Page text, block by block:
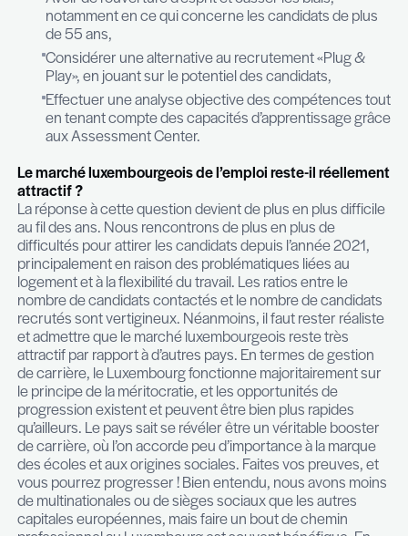
candidat pertinent dont le budget serait trop
contexte, les candidats se retrouvent en
d’autres candidats européens, qui viennent
cartes du marché luxembourgeois.
Comment évolue le télétravail ?
assez controversé. S’opposent aujourd’hui les
hybride et sur site, avec une tendance latente et
au “back to the office”. Certains employeurs
formule 100% en présentiel, sans aucune marge
négociation, tandis que d’autres proposent 2
télétravail, notamment pour les résidents, et
appliquent les quotas fiscaux pour éviter la
dépassements des seuils de sécurité sociale et
Cette particularité du marché luxembourgeois,
politique de télétravail est encore hétéroclite,
pays à un déficit d’attractivité pour certains
l’IT) aux yeux des candidats étrangers, quelle
séniorité. L’adage est plutôt “take it or leave it”.
promeut l’importance des relations en
que le candidat a appris à travailler autrement, et
partie s’observe.